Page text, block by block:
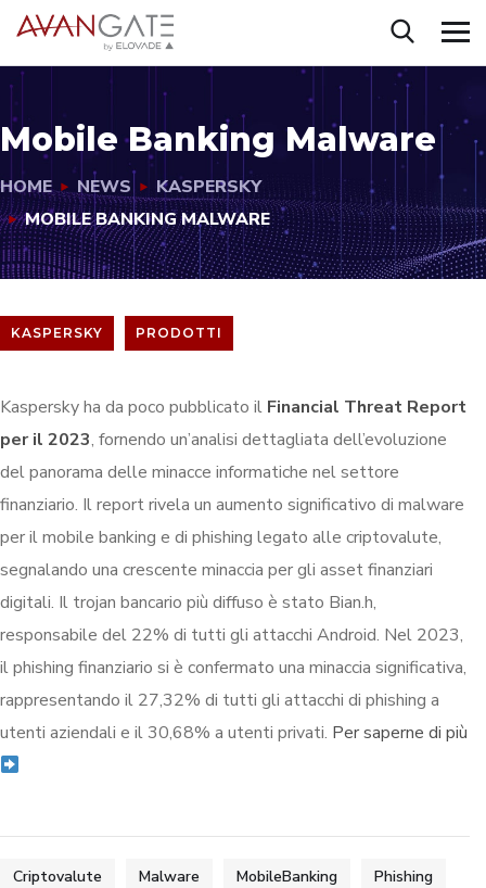
Mobile Banking Malware
HOME NEWS
KASPERSKY
MOBILE BANKING MALWARE
KASPERSKY PRODOTTI
Kaspersky ha da poco pubblicato il Financial Threat Report
per il 2023, fornendo un’analisi dettagliata dell’evoluzione
del panorama delle minacce informatiche nel settore
finanziario. Il report rivela un aumento significativo di malware
per il mobile banking e di phishing legato alle criptovalute,
segnalando una crescente minaccia per gli asset finanziari
digitali. Il trojan bancario più diffuso è stato Bian.h,
responsabile del 22% di tutti gli attacchi Android. Nel 2023,
il phishing finanziario si è confermato una minaccia significativa,
rappresentando il 27,32% di tutti gli attacchi di phishing a
utenti aziendali e il 30,68% a utenti privati. Per saperne di più
Criptovalute Malware MobileBanking Phishing